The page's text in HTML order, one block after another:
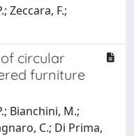
Zeccara, F.;
circular
furniture
Bianchini, M.;
C.; Di Prima,